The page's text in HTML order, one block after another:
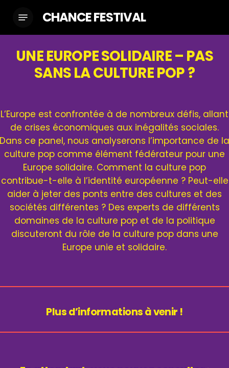
main
Menu CHANCE FESTIVAL
UNE EUROPE SOLIDAIRE – PAS
SANS LA CULTURE POP ?
L’Europe est confrontée à de nombreux défis, allant
de crises économiques aux inégalités sociales.
Dans ce panel, nous analyserons l’importance de la
culture pop comme élément fédérateur pour une
Europe solidaire. Comment la culture pop
contribue-t-elle à l’identité européenne ? Peut-elle
aider à jeter des ponts entre des cultures et des
sociétés différentes ? Des experts de différents
domaines de la culture pop et de la politique
discuteront du rôle de la culture pop dans une
Europe unie et solidaire.
Plus d’informations à venir !